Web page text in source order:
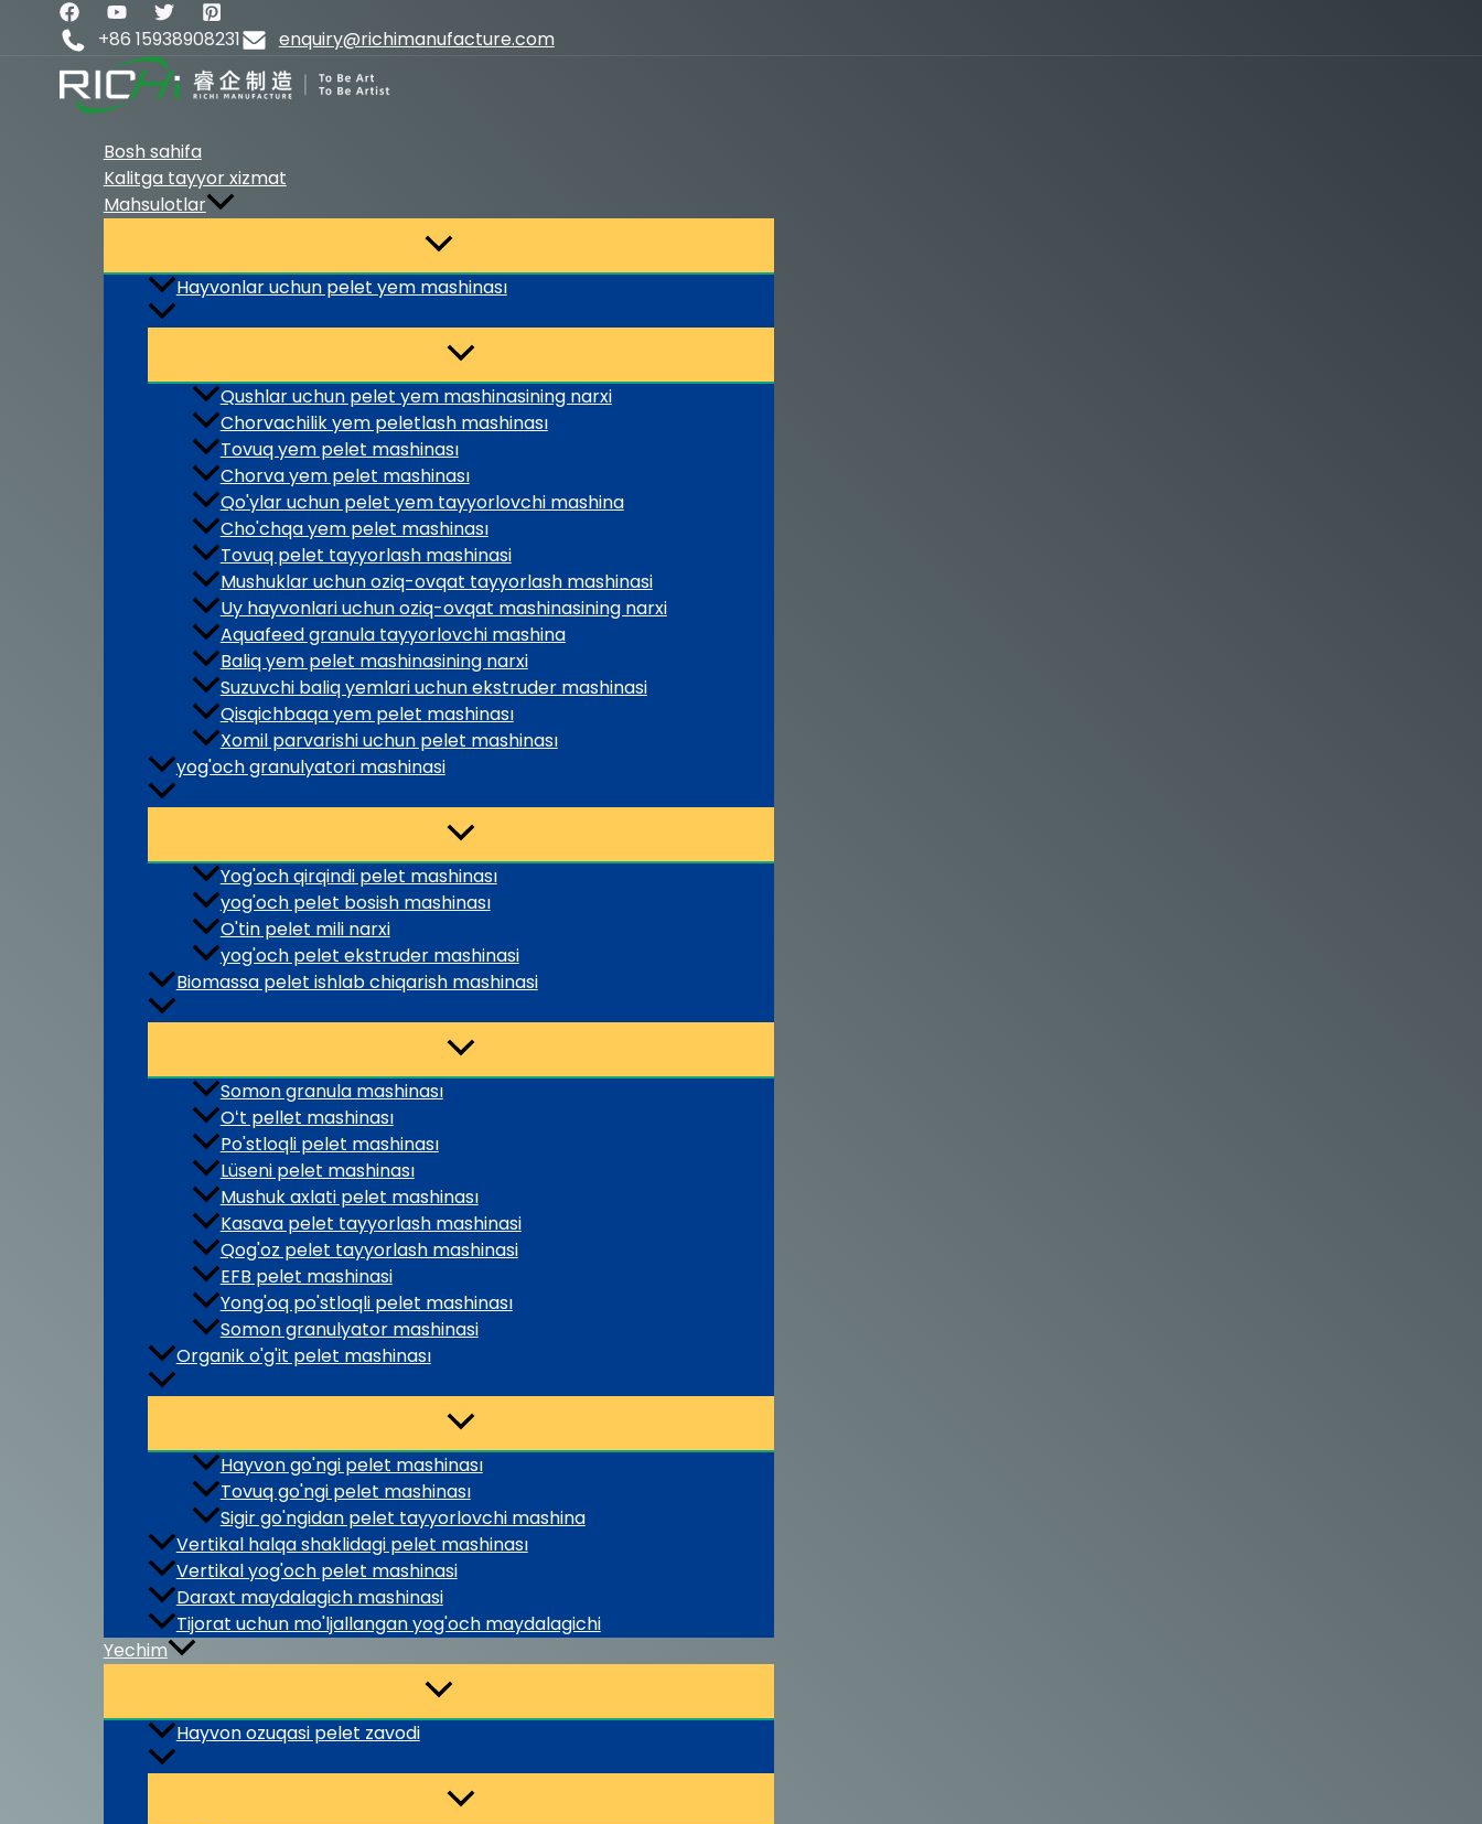
content
+86 15938908231 enquiry@richimanufacture.com
Bosh sahifa
Kalitga tayyor xizmat
Mahsulotlar
Hayvonlar uchun pelet yem mashinası
Qushlar uchun pelet yem mashinasining narxi
Chorvachilik yem peletlash mashinası
Tovuq yem pelet mashinası
Chorva yem pelet mashinası
Qo'ylar uchun pelet yem tayyorlovchi mashina
Cho'chqa yem pelet mashinası
Tovuq pelet tayyorlash mashinasi
Mushuklar uchun oziq-ovqat tayyorlash mashinasi
Uy hayvonlari uchun oziq-ovqat mashinasining narxi
Aquafeed granula tayyorlovchi mashina
Baliq yem pelet mashinasining narxi
Suzuvchi baliq yemlari uchun ekstruder mashinasi
Qisqichbaqa yem pelet mashinası
Xomil parvarishi uchun pelet mashinası
yog'och granulyatori mashinasi
Yog'och qirqindi pelet mashinası
yog'och pelet bosish mashinası
O'tin pelet mili narxi
yog'och pelet ekstruder mashinasi
Biomassa pelet ishlab chiqarish mashinasi
Somon granula mashinası
Oʻt pellet mashinası
Po'stloqli pelet mashinası
Lüseni pelet mashinası
Mushuk axlati pelet mashinası
Kasava pelet tayyorlash mashinasi
Qog'oz pelet tayyorlash mashinasi
EFB pelet mashinasi
Yong'oq po'stloqli pelet mashinası
Somon granulyator mashinasi
Organik o'g'it pelet mashinası
Hayvon go'ngi pelet mashinası
Tovuq go'ngi pelet mashinası
Sigir go'ngidan pelet tayyorlovchi mashina
Vertikal halqa shaklidagi pelet mashinası
Vertikal yog'och pelet mashinasi
Daraxt maydalagich mashinasi
Tijorat uchun mo'ljallangan yog'och maydalagichi
Yechim
Hayvon ozuqasi pelet zavodi